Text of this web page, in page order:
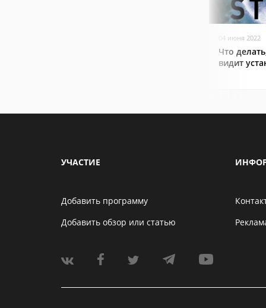
04 июня 2022
Что
видит
УЧАСТИЕ
Добавить программу
Добавить обзор или статью